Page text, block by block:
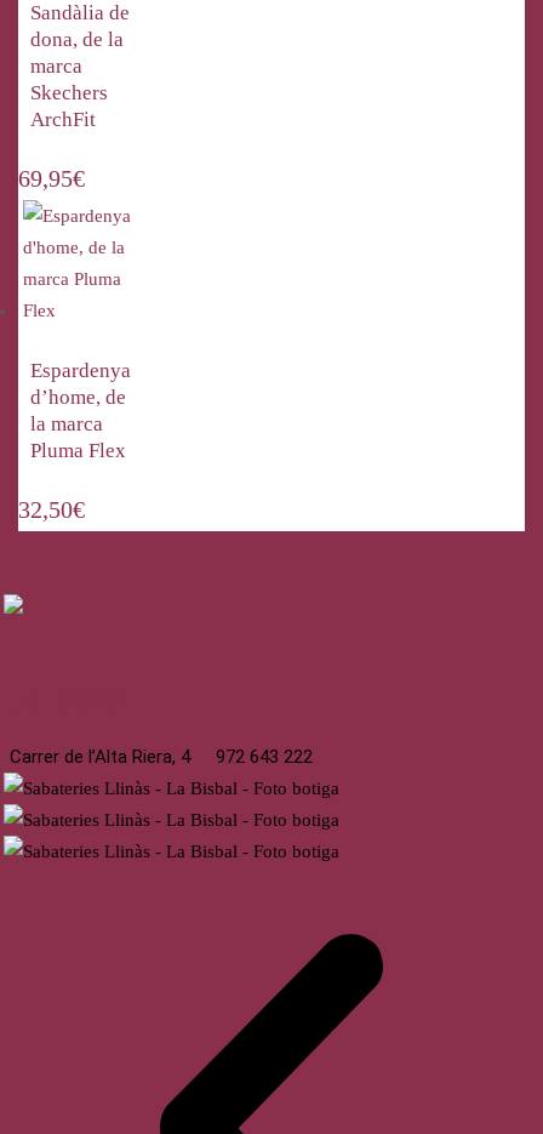
Sandàlia de
dona, de la
marca
Skechers
ArchFit
69,95€
Espardenya
d’home, de
la marca
Pluma Flex
32,50€
Carrer de l’Alta Riera, 4 972 643 222